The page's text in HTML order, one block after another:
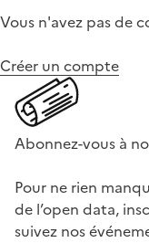
Vous n'avez pas de
Créer un compte
Abonnez-vous à
Pour ne rien
de l’open data,
suivez nos